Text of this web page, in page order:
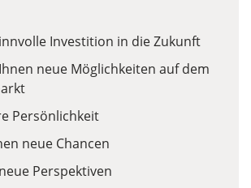
Investition in die Zukunft
neue Möglichkeiten auf dem
Persönlichkeit
neue Chancen
Perspektiven